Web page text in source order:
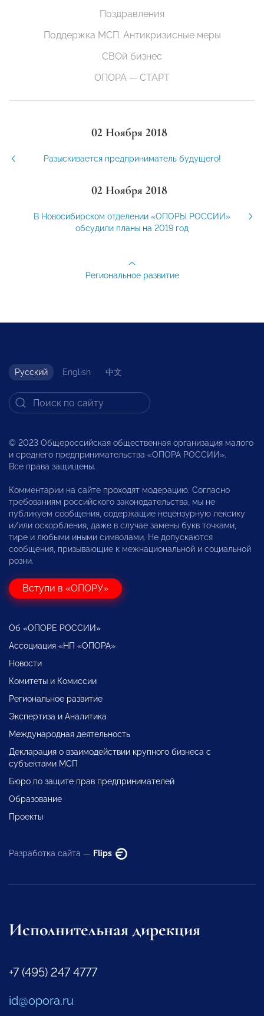
Поздравления
Поддержка МСП. Антикризисные меры
СВОй бизнес
ОПОРА — СТАРТ
02 Ноября 2018
Разыскивается предприниматель будущего!
02 Ноября 2018
В Новосибирском отделении «ОПОРЫ РОССИИ»
обсудили планы на 2019 год
Региональное развитие
Русский English 中文
© 2023 Общероссийская общественная организация малого
и среднего предпринимательства «ОПОРА РОССИИ».
Все права защищены.
Комментарии на сайте проходят модерацию. Согласно
требованиям российского законодательства, мы не
публикуем сообщения, содержащие нецензурную лексику
и/или оскорбления, даже в случае замены букв точками,
тире и любыми иными символами. Не допускаются
сообщения, призывающие к межнациональной и социальной
розни.
Вступи в «ОПОРУ»
Об «ОПОРЕ РОССИИ»
Ассоциация «НП «ОПОРА»
Новости
Комитеты и Комиссии
Региональное развитие
Экспертиза и Аналитика
Международная деятельность
Декларация о взаимодействии крупного бизнеса с
субъектами МСП
Бюро по защите прав предпринимателей
Образование
Проекты
Разработка сайта — Flips
Исполнительная дирекция
+7 (495) 247 4777
id@opora.ru